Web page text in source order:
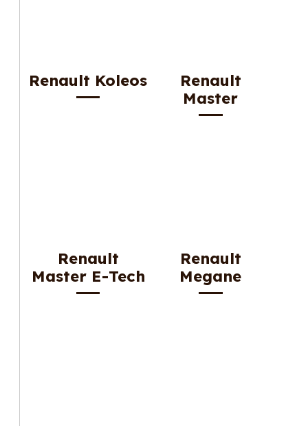
Renault Koleos
Renault
Master
Renault
Master E-Tech
Renault
Megane